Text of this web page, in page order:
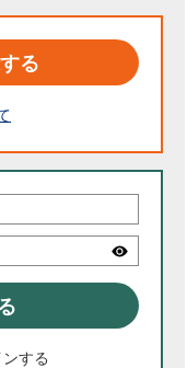
る
する